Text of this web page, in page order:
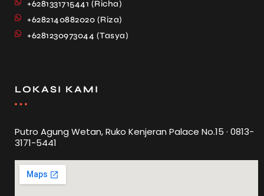
+6281331715441 (Richa)
+6282140882020 (Riza)
+6281230973044 (Tasya)
LOKASI KAMI
Putro Agung Wetan, Ruko Kenjeran Palace No.15 · 0813-
3171-5441